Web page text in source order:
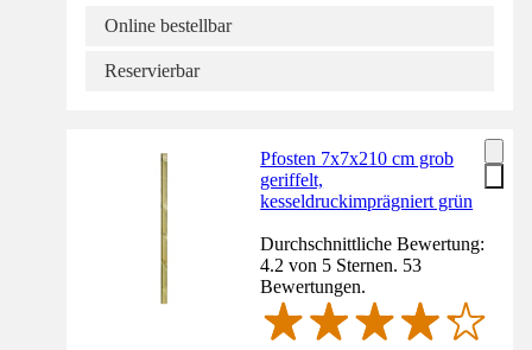
Online bestellbar
Reservierbar
Pfosten 7x7x210 cm grob
geriffelt,
kesseldruckimprägniert grün
Durchschnittliche Bewertung:
4.2 von 5 Sternen. 53
Bewertungen.